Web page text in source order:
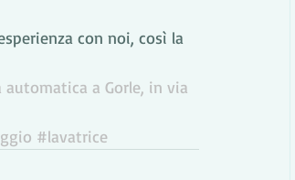
con noi, così la
automatica a Gorle, in via
#lavatrice